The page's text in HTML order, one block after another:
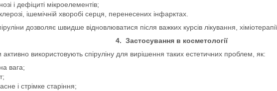
і дефіциті мікроелементів;
ішемічній хворобі серця, перенесених інфарктах.
дозволяє швидше відновлюватися після важких курсів лікування,
4. Застосування в косметології
активно використовують спіруліну для вирішення таких естетичних проблем, як:
вага;
і стрімке старіння;